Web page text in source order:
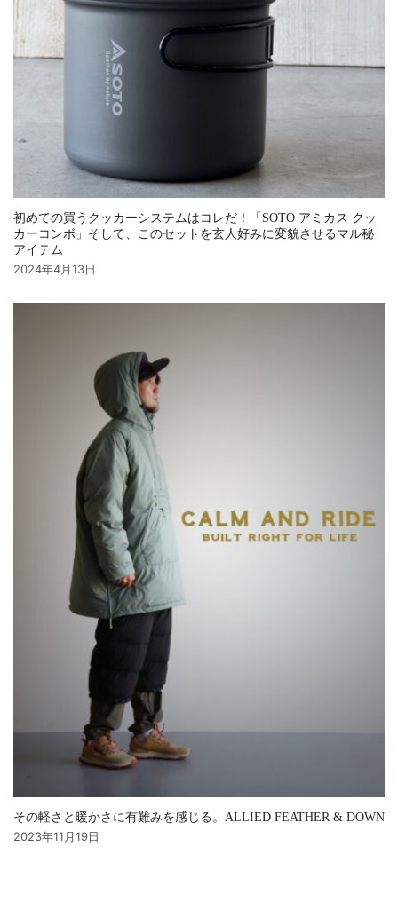
初めての買うクッカーシステムはコレだ！「SOTO アミカス クッ
カーコンボ」そして、このセットを玄人好みに変貌させるマル秘
アイテム
2024年4月13日
その軽さと暖かさに有難みを感じる。ALLIED FEATHER & DOWN
2023年11月19日